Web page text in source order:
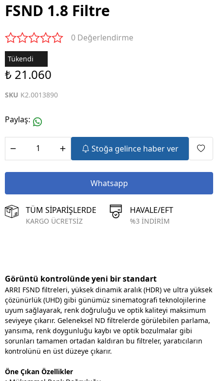
FSND 1.8 Filtre
0 Değerlendirme
Tükendi
₺ 21.060
SKU K2.0013890
Paylaş:
Stoğa gelince haber ver
Whatsapp
TÜM SİPARİŞLERDE
KARGO ÜCRETSİZ
HAVALE/EFT
%3 İNDİRİM
Görüntü kontrolünde yeni bir standart
ARRI FSND filtreleri, yüksek dinamik aralık (HDR) ve ultra yüksek
çözünürlük (UHD) gibi günümüz sinematografi teknolojilerine
uyum sağlayarak, renk doğruluğu ve optik kaliteyi maksimum
seviyeye çıkarır. Geleneksel ND filtrelerde görülebilen parlama,
yansıma, renk doygunluğu kaybı ve optik bozulmalar gibi
sorunları tamamen ortadan kaldıran bu filtreler, yaratıcıların
kontrolünü en üst düzeye çıkarır.
Öne Çıkan Özellikler